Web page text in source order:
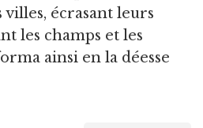
écrasant leurs
les champs et les
ainsi en la déesse